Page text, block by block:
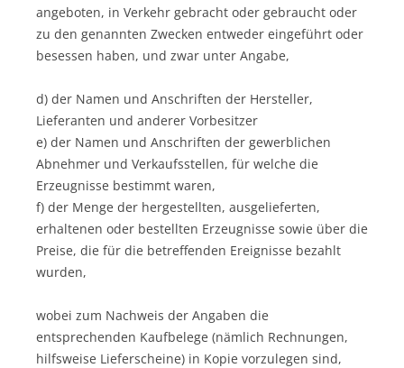
angeboten, in Verkehr gebracht oder gebraucht oder
zu den genannten Zwecken entweder eingeführt oder
besessen haben, und zwar unter Angabe,
d) der Namen und Anschriften der Hersteller,
Lieferanten und anderer Vorbesitzer
e) der Namen und Anschriften der gewerblichen
Abnehmer und Verkaufsstellen, für welche die
Erzeugnisse bestimmt waren,
f) der Menge der hergestellten, ausgelieferten,
erhaltenen oder bestellten Erzeugnisse sowie über die
Preise, die für die betreffenden Ereignisse bezahlt
wurden,
wobei zum Nachweis der Angaben die
entsprechenden Kaufbelege (nämlich Rechnungen,
hilfsweise Lieferscheine) in Kopie vorzulegen sind,